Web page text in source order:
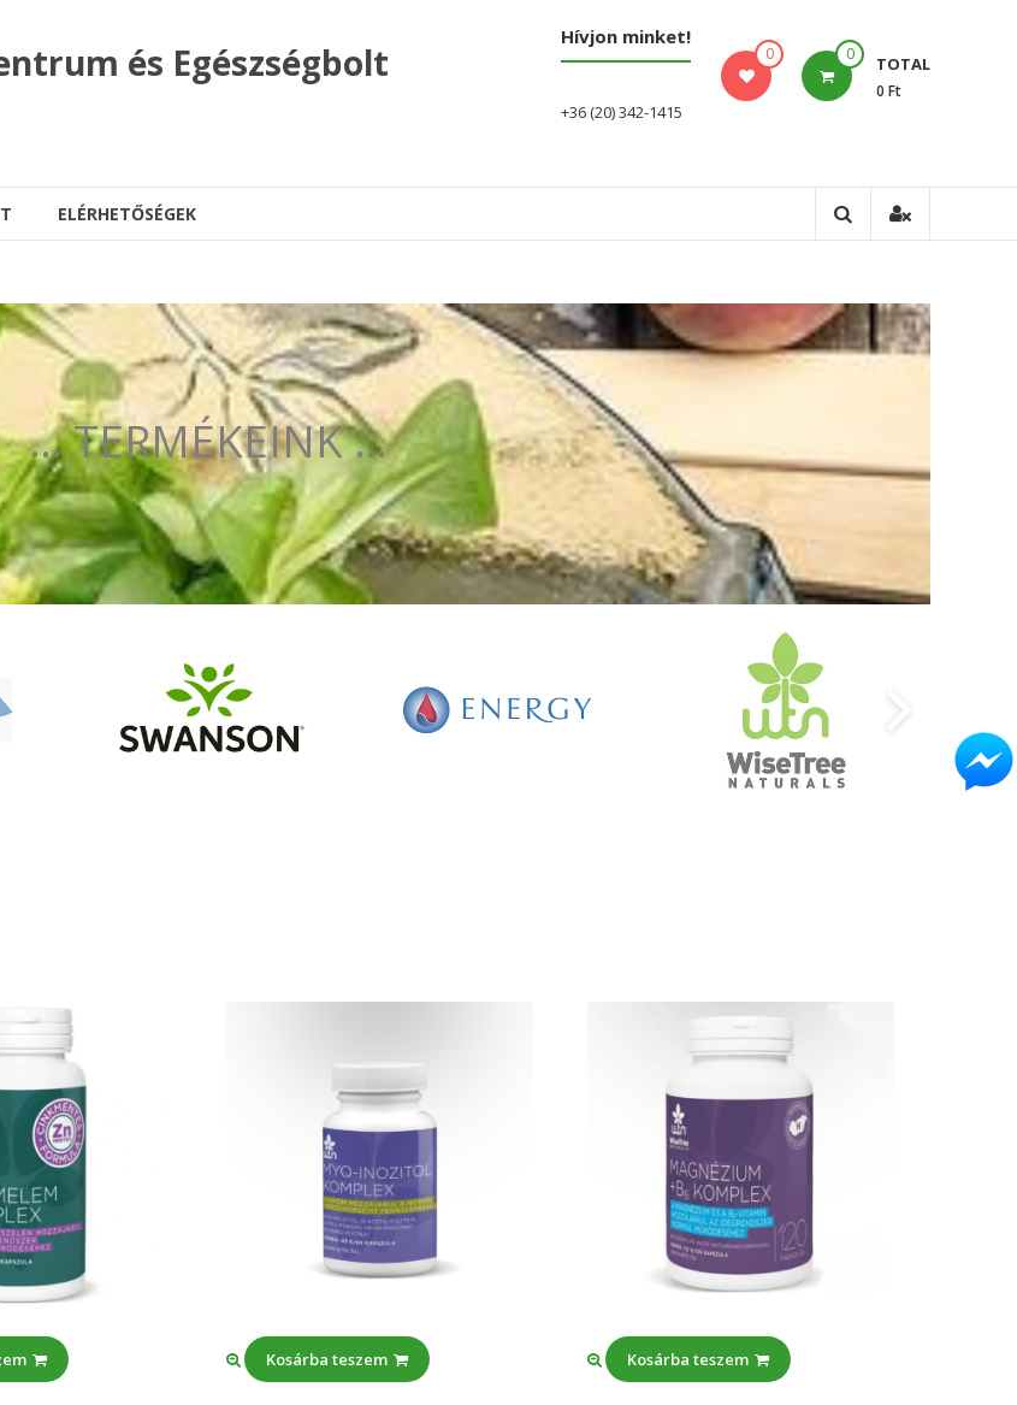
és Egészségbolt 0 0 TOTAL
0 Ft
Hívjon minket!
+36 (20) 342-1415
ELÉRHETŐSÉGEK
… TERMÉKEINK …
Kosárba teszem Kosárba teszem